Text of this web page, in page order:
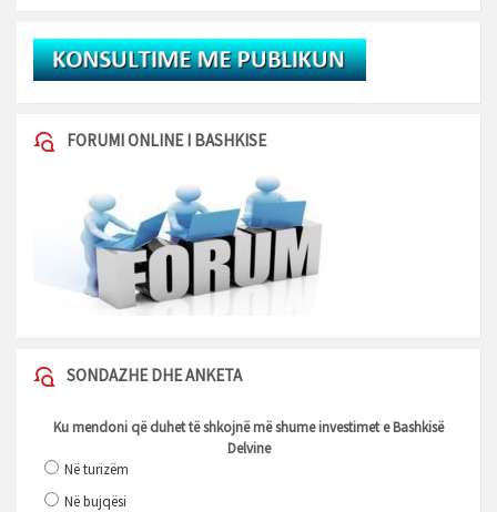
FORUMI ONLINE I BASHKISE
SONDAZHE DHE ANKETA
Ku mendoni që duhet të shkojnë më shume investimet e Bashkisë
Delvine
Në turizëm
Në bujqësi